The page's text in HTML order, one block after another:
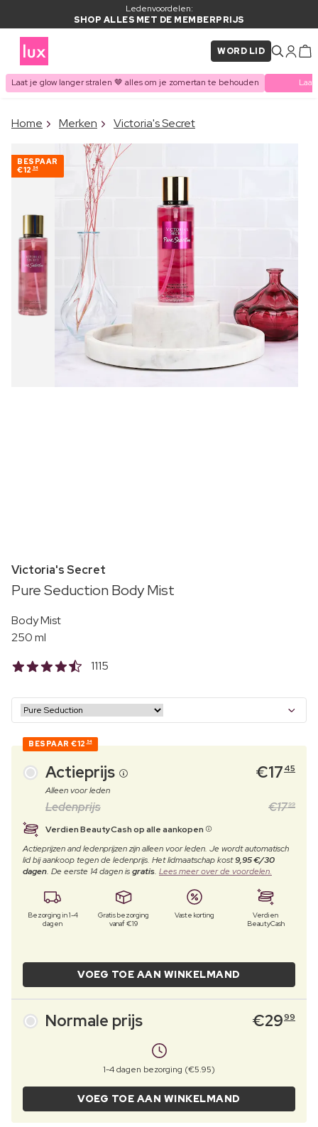
Ledenvoordelen:
SHOP ALLES MET DE MEMBERPRIJS
WORD LID
Laat je glow langer stralen 🤎 alles om je zomertan te behouden
ITEM TOEGEVOEGD AAN
WINKELMAND
Home Merken Victoria's Secret
BESPAAR
€12 54
Victoria's Secret
Pure Seduction Body Mist
Body Mist
250 ml
1115
BESPAAR €12 54
Actieprijs €17 45
Alleen voor leden
Ledenprijs €1799
Verdien BeautyCash op alle aankopen
Actieprijzen and ledenprijzen zijn alleen voor leden. Je wordt automatisch
lid bij aankoop tegen de ledenprijs. Het lidmaatschap kost9,95 €/30
dagen. De eerste 14 dagen isgratis. Lees meer over de voordelen.
Bezorging in 1-4
dagen
Gratis bezorging
vanaf €19
Vaste korting
Verdien
BeautyCash
VOEG TOE AAN WINKELMAND
Normale prijs €2999
1-4 dagen bezorging (€5.95)
VOEG TOE AAN WINKELMAND